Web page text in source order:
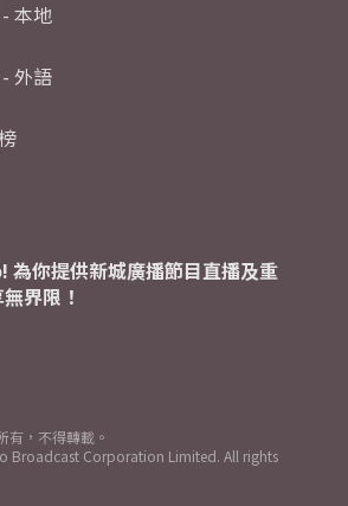
本地
外語
為你提供新城廣播節目直播及重
界限！
有，不得轉載。
Broadcast Corporation Limited. All rights